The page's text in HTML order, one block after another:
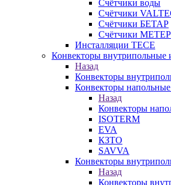
Счётчики воды
Счётчики
Счётчики БЕТАР
Счётчики МЕТЕР
Инсталляции TECE
Конвекторы внутрипольные
Назад
Конвекторы
Конвекторы
Назад
Конвекторы
ISOTERM
EVA
КЗТО
SAVVA
Конвекторы
Назад
Конвекторы